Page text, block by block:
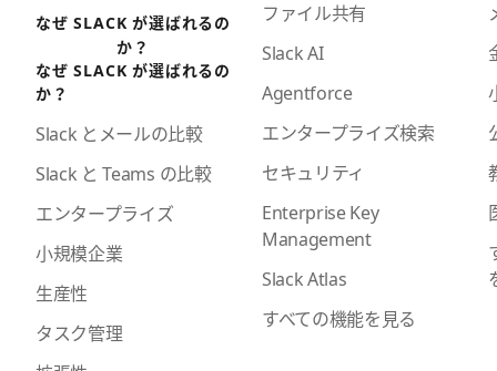
なぜ SLACK が選ばれるの
か？
なぜ SLACK が選ばれるの
か？
Slack とメールの比較
Slack と Teams の比較
エンタープライズ
小規模企業
生産性
タスク管理
ファイル共有
Slack AI
Agentforce
エンタープライズ検索
セキュリティ
Enterprise Key
Management
Slack Atlas
すべての機能を見る